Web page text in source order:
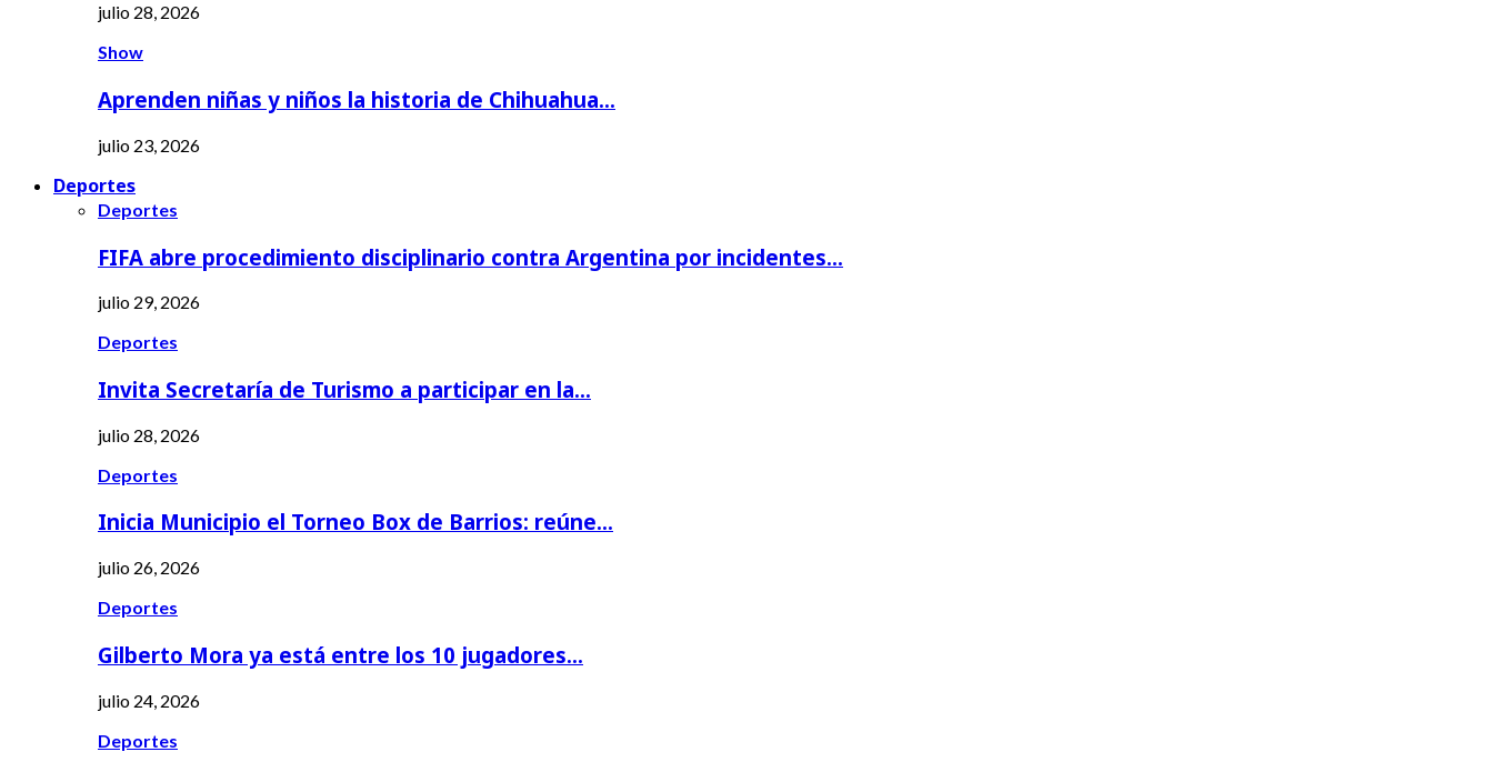
julio 28, 2026
Show
Aprenden niñas y niños la historia de Chihuahua…
julio 23, 2026
Deportes
Deportes
FIFA abre procedimiento disciplinario contra Argentina por incidentes…
julio 29, 2026
Deportes
Invita Secretaría de Turismo a participar en la…
julio 28, 2026
Deportes
Inicia Municipio el Torneo Box de Barrios: reúne…
julio 26, 2026
Deportes
Gilberto Mora ya está entre los 10 jugadores…
julio 24, 2026
Deportes